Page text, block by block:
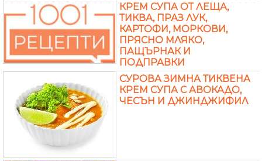
КРЕМ СУПА ОТ ЛЕЩА,
ТИКВА, ПРАЗ ЛУК,
КАРТОФИ, МОРКОВИ,
ПРЯСНО МЛЯКО,
ПАЩЪРНАК И
ПОДПРАВКИ
СУРОВА ЗИМНА ТИКВЕНА
КРЕМ СУПА С АВОКАДО,
ЧЕСЪН И ДЖИНДЖИФИЛ